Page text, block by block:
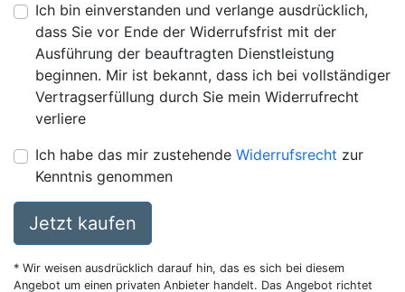
Ich bin einverstanden und verlange ausdrücklich,
dass Sie vor Ende der Widerrufsfrist mit der
Ausführung der beauftragten Dienstleistung
beginnen. Mir ist bekannt, dass ich bei vollständiger
Vertragserfüllung durch Sie mein Widerrufrecht
verliere
Ich habe das mir zustehende Widerrufsrecht zur
Kenntnis genommen
Jetzt kaufen
* Wir weisen ausdrücklich darauf hin, das es sich bei diesem
Angebot um einen privaten Anbieter handelt. Das Angebot richtet